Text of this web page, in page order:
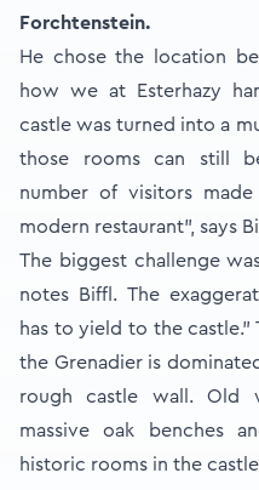
Forchtenstein.
He chose the location
how we at Esterhazy
castle was turned into a
those rooms can still
number of visitors
modern restaurant”, says
The biggest challenge
notes Biffl. The
has to yield to the
the Grenadier is
rough castle wall. Old
massive oak benches
historic rooms in the